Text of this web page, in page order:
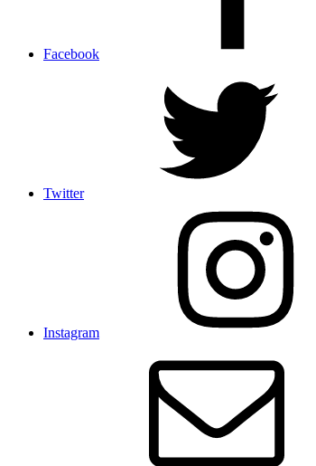
Facebook
Twitter
Instagram